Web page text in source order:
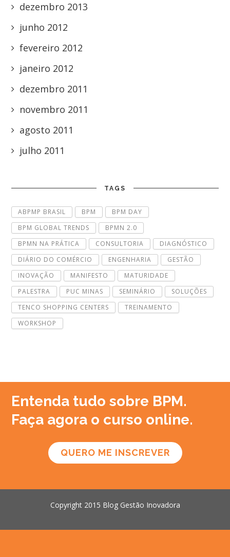
dezembro 2013
junho 2012
fevereiro 2012
janeiro 2012
dezembro 2011
novembro 2011
agosto 2011
julho 2011
TAGS
ABPMP BRASIL BPM
BPM DAY
BPM GLOBAL TRENDS
BPMN 2.0
BPMN NA PRÁTICA
CONSULTORIA
DIAGNÓSTICO
DIÁRIO DO COMÉRCIO
ENGENHARIA
GESTÃO
INOVAÇÃO
MANIFESTO
MATURIDADE
PALESTRA
PUC MINAS SEMINÁRIO
SOLUÇÕES
TENCO SHOPPING CENTERS
TREINAMENTO
WORKSHOP
Entenda tudo sobre BPM.
Faça agora o curso online.
QUERO ME INSCREVER
Copyright 2015 Blog Gestão Inovadora